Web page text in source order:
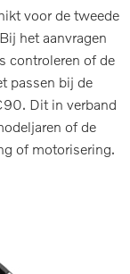
voor de tweede
het aanvragen
controleren of de
passen bij de
Dit in verband
of de
of motorisering.